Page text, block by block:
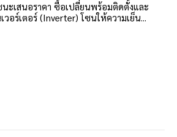
ะเสนอราคา ซื้อเปลี่ยนพร้อมติดตั้งและ
อร์เตอร์ (Inverter) โซนให้ความเย็น...